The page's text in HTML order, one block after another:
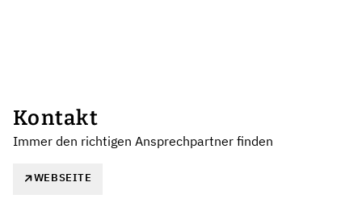
Kontakt
Immer den richtigen Ansprechpartner finden
WEBSEITE